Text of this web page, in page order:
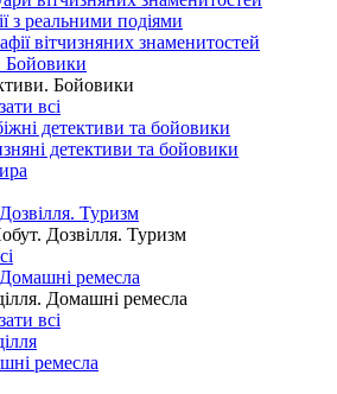
з реальними подіями
вітчизняних знаменитостей
Бойовики
Бойовики
всі
детективи та бойовики
детективи та бойовики
Туризм
Дозвілля. Туризм
ремесла
Домашні ремесла
всі
ремесла